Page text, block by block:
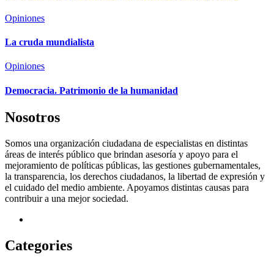
Opiniones
La cruda mundialista
Opiniones
Democracia. Patrimonio de la humanidad
Nosotros
Somos una organización ciudadana de especialistas en distintas
áreas de interés público que brindan asesoría y apoyo para el
mejoramiento de políticas públicas, las gestiones gubernamentales,
la transparencia, los derechos ciudadanos, la libertad de expresión y
el cuidado del medio ambiente. Apoyamos distintas causas para
contribuir a una mejor sociedad.
Categories